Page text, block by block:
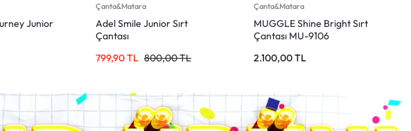
Sırt
Çanta&Matara
MUGGLE Shine Bright Sırt
Çantası MU-9106
2.100,00TL
Çanta&Matara
MUGGLE Smile Siyah Okul
Çantası MU-9062
1.099,00TL